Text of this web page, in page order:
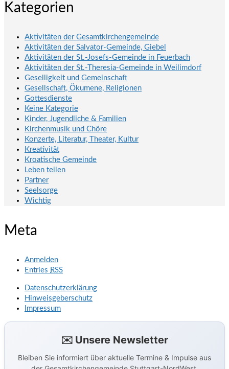
Kategorien
Aktivitäten der Gesamtkirchengemeinde
Aktivitäten der Salvator-Gemeinde, Giebel
Aktivitäten der St.-Josefs-Gemeinde in Feuerbach
Aktivitäten der St.-Theresia-Gemeinde in Weilimdorf
Geselligkeit und Gemeinschaft
Gesellschaft, Ökumene, Religionen
Gottesdienste
Keine Kategorie
Kinder, Jugendliche & Familien
Kirchenmusik und Chöre
Konzerte, Literatur, Theater, Kultur
Kreativität
Kroatische Gemeinde
Leben teilen
Partner
Seelsorge
Wichtig
Meta
Anmelden
Entries RSS
Datenschutzerklärung
Hinweisgeberschutz
Impressum
✉️ Unsere Newsletter
Bleiben Sie informiert über aktuelle Termine & Impulse aus